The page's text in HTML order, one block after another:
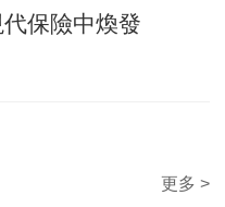
保險中煥發
更多 >